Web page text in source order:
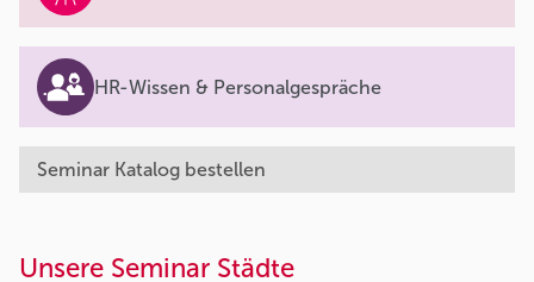
HR-Wissen & Personalgespräche
Seminar Katalog bestellen
Unsere Seminar Städte